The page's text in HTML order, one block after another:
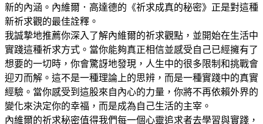
新的內涵。內維爾．高達德的《祈求成真的秘密》正是對這種
新祈求觀的最佳詮釋。
我誠摯地推薦你深入了解內維爾的祈求觀點，並開始在生活中
實踐這種祈求方式。當你能夠真正相信並感受自己已經擁有了
想要的一切時，你會驚訝地發現，人生中的很多限制和挑戰會
迎刃而解。這不是一種理論上的思辨，而是一種實踐中的真實
經驗。當你感受到這股來自內心的力量，你將不再依賴外界的
變化來決定你的幸福，而是成為自己生活的主宰。
內維爾的祈求秘密值得我們每一個心靈追求者去學習與實踐，